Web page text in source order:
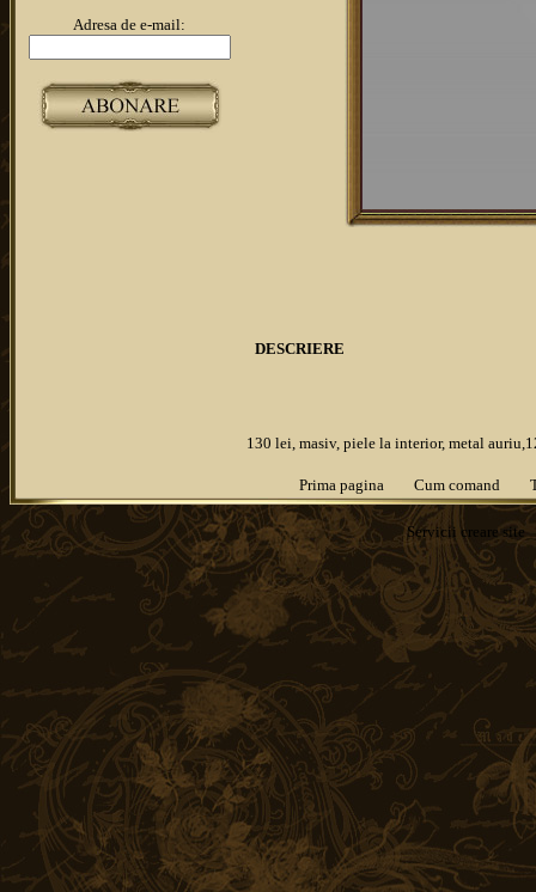
Adresa de e-mail:
DESCRIERE
130 lei, masiv, piele la interior, metal
Prima pagina Cum comand
Servicii creare site